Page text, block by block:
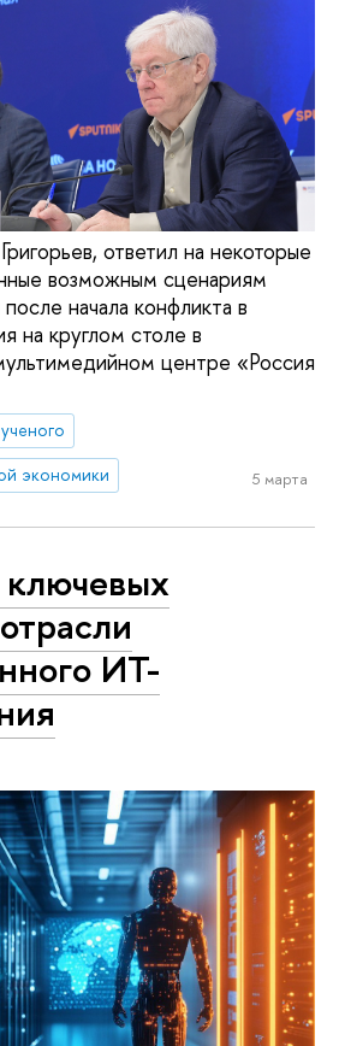
ответил на некоторые
возможным сценариям
начала конфликта в
на круглом столе в
центре «Россия
экономики
5 марта
ИТ-